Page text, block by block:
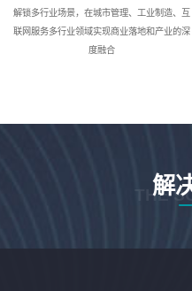
解锁多行业场景，在城市管理、工业制造、互
联网服务多行业领域实现商业落地和产业的深
度融合
解
THE